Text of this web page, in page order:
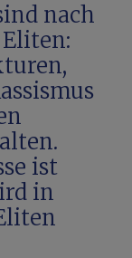
nach
ist
in